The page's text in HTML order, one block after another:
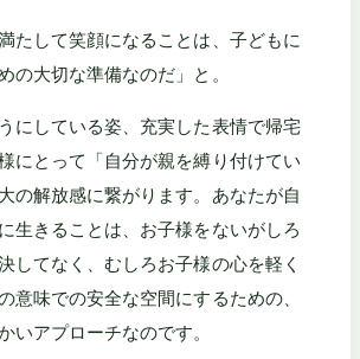
たして笑顔になることは、子どもに
の大切な準備なのだ」と。
にしている姿、充実した表情で帰宅
にとって「自分が親を縛り付けてい
の解放感に繋がります。あなたが自
生きることは、お子様をないがしろ
してなく、むしろお子様の心を軽く
意味での安全な空間にするための、
いアプローチなのです。